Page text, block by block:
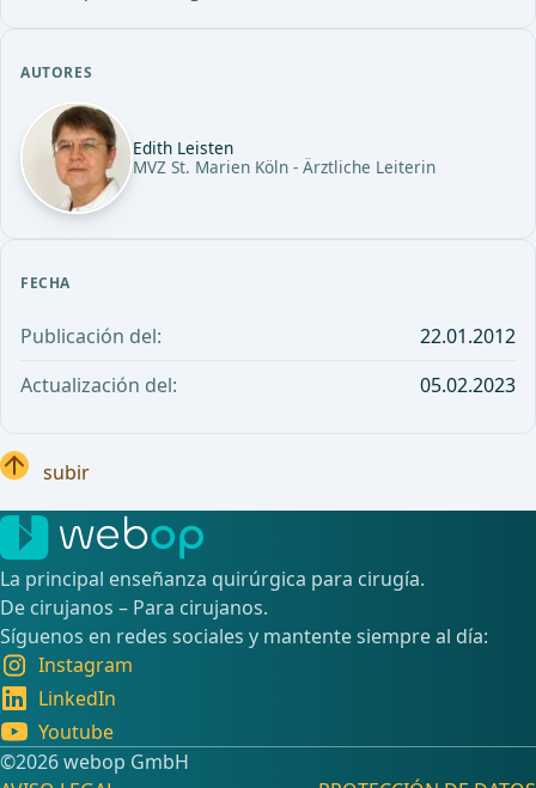
AUTORES
Edith Leisten
MVZ St. Marien Köln - Ärztliche Leiterin
FECHA
Publicación del:
22.01.2012
Actualización del:
05.02.2023
subir
La principal enseñanza quirúrgica para cirugía.
De cirujanos – Para cirujanos.
Síguenos en redes sociales y mantente siempre al día:
Instagram
LinkedIn
Youtube
©️2026 webop GmbH